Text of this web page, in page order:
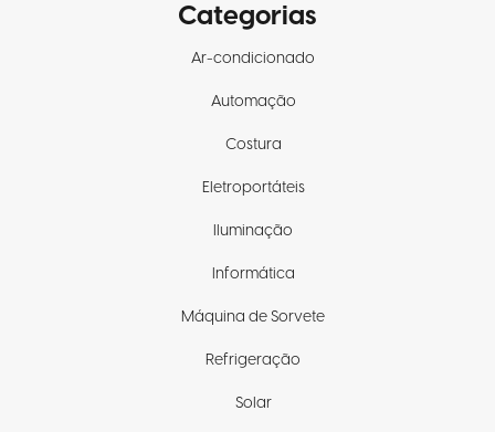
Categorias
Ar-condicionado
Automação
Costura
Eletroportáteis
Iluminação
Informática
Máquina de Sorvete
Refrigeração
Solar